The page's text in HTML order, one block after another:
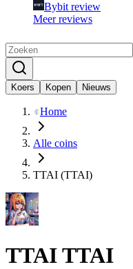
Bybit review
Meer reviews
Koers Kopen Nieuws
Home
Alle coins
TTAI (TTAI)
TTAITTAI